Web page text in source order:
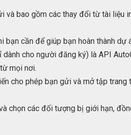
và bao gồm các thay đổi từ tài liệu
cần để giúp bạn hoàn thành dự
cho người đăng ký) là API
mọi nơi.
cho phép bạn gửi và mở tập trang
chọn các đối tượng bị giới hạn,